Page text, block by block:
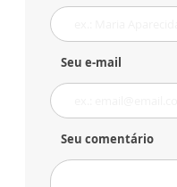
Seu e-mail
Seu comentário